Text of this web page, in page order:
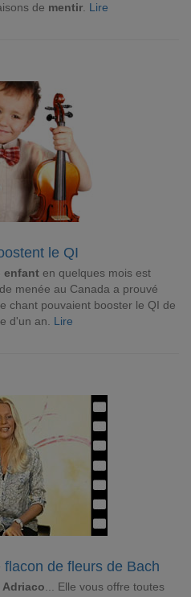
de mentir Lire
le QI
enfant en quelques mois est
menée au Canada a prouvé
chant pouvaient booster le QI de
d'un an. Lire
de fleurs de Bach
Adriaco ... Elle vous offre toutes